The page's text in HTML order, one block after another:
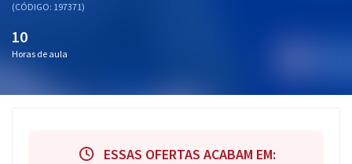
(CÓDIGO: 197371)
10
Horas de aula
ESSAS OFERTAS ACABAM EM: